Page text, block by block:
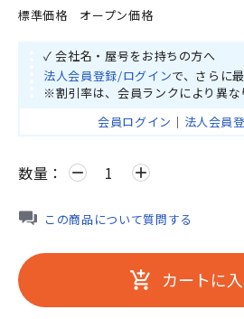
標準価格 オープン価格
✓ 会社名・屋号をお持ちの方へ
法人会員登録/ログインで、さらに
※割引率は、会員ランクにより異な
会員ログイン ｜ 法人会員
数量： remove add
この商品について質問する
add_shopping_cart カートに